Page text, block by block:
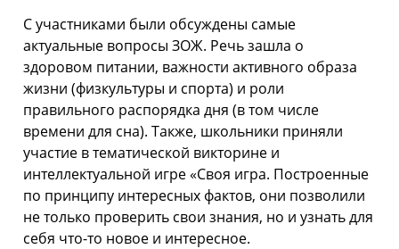
С участниками были обсуждены самые
актуальные вопросы ЗОЖ. Речь зашла о
здоровом питании, важности активного образа
жизни (физкультуры и спорта) и роли
правильного распорядка дня (в том числе
времени для сна). Также, школьники приняли
участие в тематической викторине и
интеллектуальной игре «Своя игра. Построенные
по принципу интересных фактов, они позволили
не только проверить свои знания, но и узнать для
себя что-то новое и интересное.